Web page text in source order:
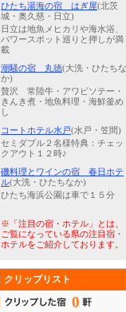
朝食
ひたち湯海の宿 はぎ屋(北茨
城・奥久慈・日立)
日立は地魚メヒカリや海水浴、
パワースポット巡りと押しが満
載
潮騒の宿 丸徳(大洗・ひたちな
か)
贅沢 常陸牛・アワビソテー・
きんき煮・地魚料理・海鮮釜め
し
コートホテル水戸(水戸・笠間)
セミダブル２名様特典：チェッ
クアウト１２時♪
磯料理とワインの宿 春日ホテ
ル(大洗・ひたちなか)
ひたち海浜公園は車で１５分
※「注目の宿・ホテル」とは、
ご覧になっている県の注目宿・
ホテルをご紹介しております。
クリップリスト
0